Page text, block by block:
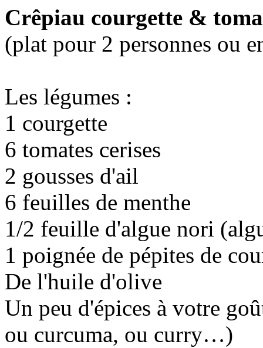
Crêpiau courgette &
(plat pour 2 personnes ou
Les légumes :
1 courgette
6 tomates cerises
2 gousses d'ail
6 feuilles de menthe
1/2 feuille d'algue nori
1 poignée de pépites de
De l'huile d'olive
Un peu d'épices à votre
ou curcuma, ou curry…)